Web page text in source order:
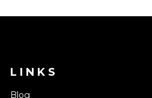
LINKS
Blog